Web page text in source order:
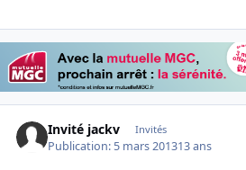
Invité jackv Invités
Publication: 5 mars 201313 ans